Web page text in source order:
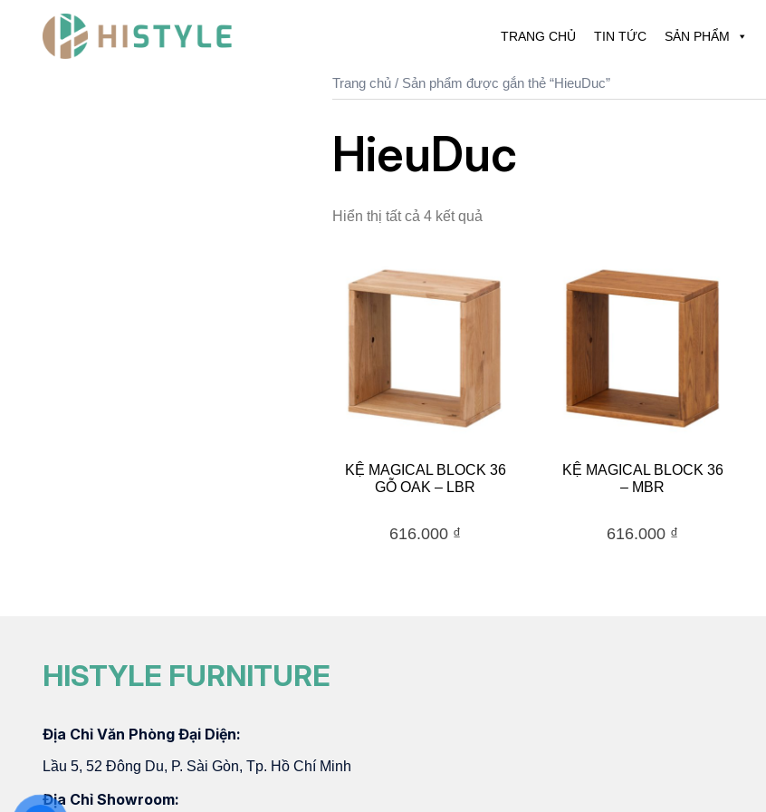
TRANG CHỦ TIN TỨC SẢN PHẨM
Trang chủ / Sản phẩm được gắn thẻ “HieuDuc”
HieuDuc
Hiển thị tất cả 4 kết quả
KỆ MAGICAL BLOCK 36
GỖ OAK – LBR
616.000 ₫
KỆ MAGICAL BLOCK 36
– MBR
616.000 ₫
HISTYLE FURNITURE
Địa Chỉ Văn Phòng Đại Diện:
Lầu 5, 52 Đông Du, P. Sài Gòn, Tp. Hồ Chí Minh
Địa Chỉ Showroom: